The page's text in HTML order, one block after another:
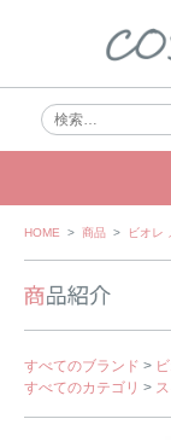
Skip
HOME > 商品 > ビオレ
すべてのブランド >
すべてのカテゴリ >